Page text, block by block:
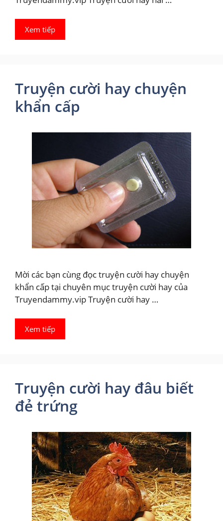
Xem tiếp
Truyện cười hay chuyện
khẩn cấp
Mời các bạn cùng đọc truyện cười hay chuyện
khẩn cấp tại chuyên mục truyện cười hay của
Truyendammy.vip Truyện cười hay …
Xem tiếp
Truyện cười hay đâu biết
đẻ trứng